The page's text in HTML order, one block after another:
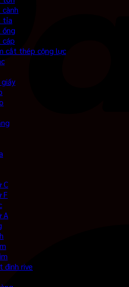
tỉa
ống
cáp
cắt thép cộng lực
C
F
A
đinh rive